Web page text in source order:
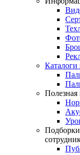
Каталоги